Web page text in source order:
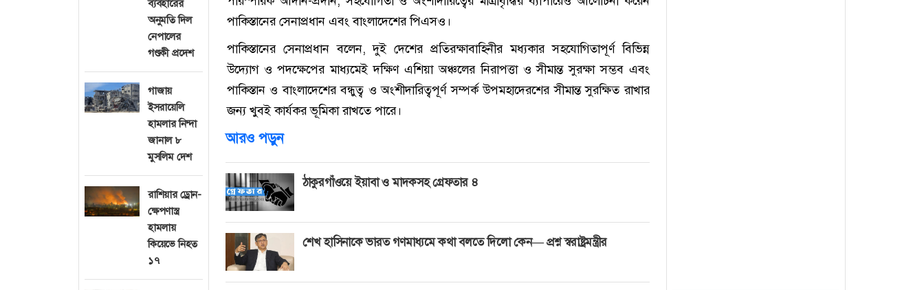
ব্যবহারের
অনুমতি দিল
নেপালের
গণ্ডকী প্রদেশ
গাজায়
ইসরায়েলি
হামলার নিন্দা
জানাল ৮
মুসলিম দেশ
রাশিয়ার ড্রোন-
ক্ষেপণাস্ত্র
হামলায়
কিয়েভে নিহত
১৭
পাকিস্তানের সেনাপ্রধান এবং বাংলাদেশের পিএসও।
পাকিস্তানের সেনাপ্রধান বলেন, দুই দেশের প্রতিরক্ষাবাহিনীর মধ্যকার সহযোগিতাপূর্ণ বিভিন্ন
উদ্যোগ ও পদক্ষেপের মাধ্যমেই দক্ষিণ এশিয়া অঞ্চলের নিরাপত্তা ও সীমান্ত সুরক্ষা সম্ভব এবং
পাকিস্তান ও বাংলাদেশের বন্ধুত্ব ও অংশীদারিত্বপূর্ণ সম্পর্ক উপমহাদেরশের সীমান্ত সুরক্ষিত রাখার
জন্য খুবই কার্যকর ভূমিকা রাখতে পারে।
আরও পড়ুন
ঠাকুরগাঁওয়ে ইয়াবা ও মাদকসহ গ্রেফতার ৪
শেখ হাসিনাকে ভারত গণমাধ্যমে কথা বলতে দিলো কেন— প্রশ্ন স্বরাষ্ট্রমন্ত্রীর